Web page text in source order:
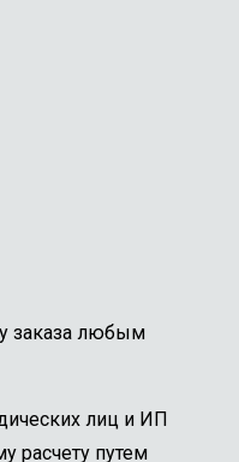
заказа любым
лиц и ИП
расчету путем